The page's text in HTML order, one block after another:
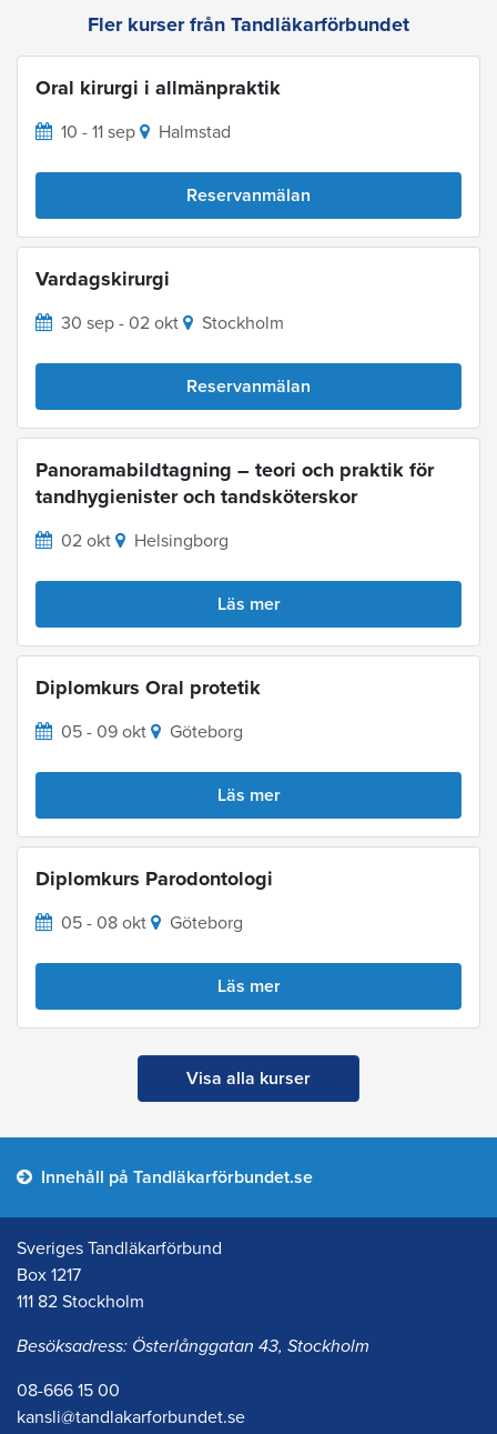
Fler kurser från Tandläkarförbundet
Oral kirurgi i allmänpraktik
10 - 11 sep Halmstad
Reservanmälan
Vardagskirurgi
30 sep - 02 okt Stockholm
Reservanmälan
Panoramabildtagning – teori och praktik för
tandhygienister och tandsköterskor
02 okt Helsingborg
Läs mer
Diplomkurs Oral protetik
05 - 09 okt Göteborg
Läs mer
Diplomkurs Parodontologi
05 - 08 okt Göteborg
Läs mer
Visa alla kurser
Innehåll på Tandläkarförbundet.se
Sveriges Tandläkarförbund
Box 1217
111 82 Stockholm
Besöksadress: Österlånggatan 43, Stockholm
08-666 15 00
kansli@tandlakarforbundet.se